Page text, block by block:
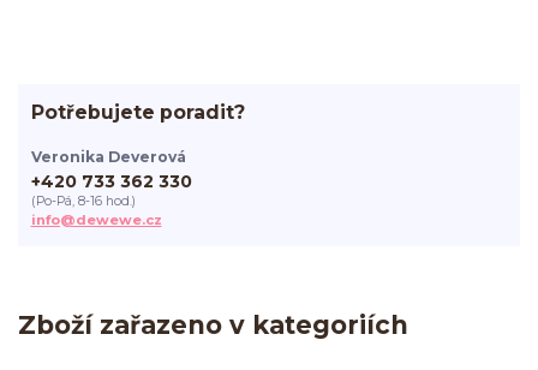
Zboží zařazeno v kategoriích
Potřebujete poradit?
Veronika Deverová
+420 733 362 330
(Po-Pá, 8-16 hod.)
info@dewewe.cz